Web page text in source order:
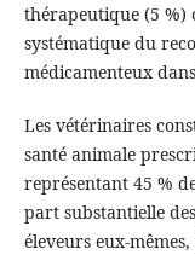
thérapeutique (5 %)
systématique du
médicamenteux
Les vétérinaires
santé animale
représentant 45 %
part substantielle
éleveurs eux-